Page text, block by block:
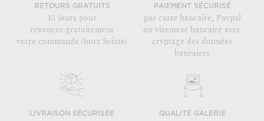
RETOURS GRATUITS
15 jours pour
renvoyer gratuitement
votre commande (hors Suisse)
PAIEMENT SÉCURISÉ
par carte bancaire, Paypal
ou virement bancaire avec
cryptage des données
bancaires
LIVRAISON SÉCURISÉE QUALITÉ GALERIE